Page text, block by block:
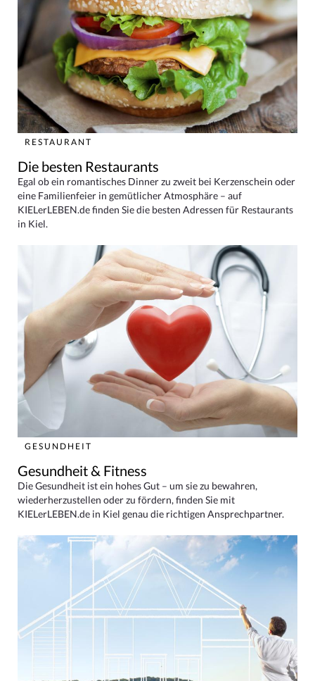
RESTAURANT
Die besten Restaurants
Egal ob ein romantisches Dinner zu zweit bei Kerzenschein oder
eine Familienfeier in gemütlicher Atmosphäre – auf
KIELerLEBEN.de finden Sie die besten Adressen für Restaurants
in Kiel.
GESUNDHEIT
Gesundheit & Fitness
Die Gesundheit ist ein hohes Gut – um sie zu bewahren,
wiederherzustellen oder zu fördern, finden Sie mit
KIELerLEBEN.de in Kiel genau die richtigen Ansprechpartner.